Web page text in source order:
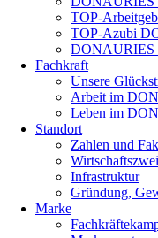
TOP-
TOP-Azubi
DONAURIES
Fachkraft
Unsere
Arbeit im
Leben im
Standort
Zahlen und
Infrastruktur
Gründung,
Marke